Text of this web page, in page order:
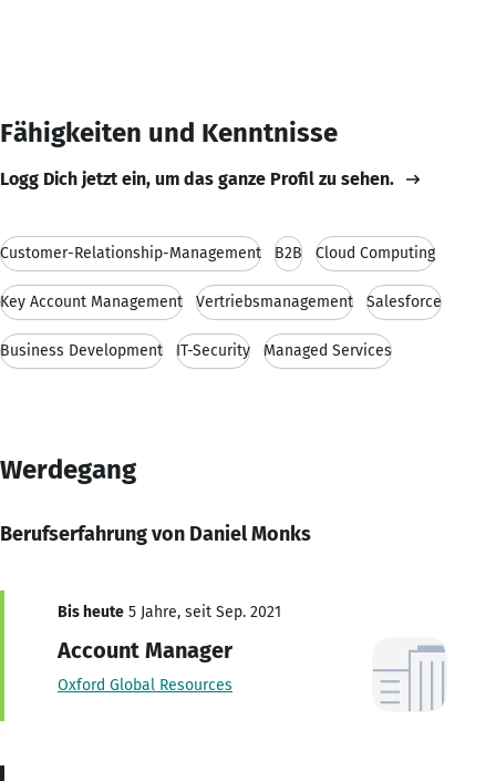
Fähigkeiten und Kenntnisse
Logg Dich jetzt ein, um das ganze Profil zu sehen.
Customer-Relationship-Management B2B Cloud Computing
Key Account Management Vertriebsmanagement Salesforce
Business Development IT-Security Managed Services
Werdegang
Berufserfahrung von Daniel Monks
Bis heute 5 Jahre, seit Sep. 2021
Account Manager
Oxford Global Resources